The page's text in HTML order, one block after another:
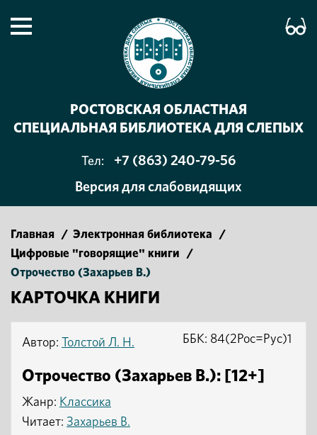
РОСТОВСКАЯ ОБЛАСТНАЯ
СПЕЦИАЛЬНАЯ БИБЛИОТЕКА ДЛЯ СЛЕПЫХ
Тел:
+7 (863) 240-79-56
Версия для слабовидящих
Главная / Электронная библиотека
/
Цифровые "говорящие" книги
/
Отрочество (Захарьев В.)
КАРТОЧКА КНИГИ
Автор: Толстой Л. Н.
Отрочество (Захарьев В.): [12+]
Жанр: Классика
Читает: Захарьев В.
ББК: 84(2Рос=Рус)1